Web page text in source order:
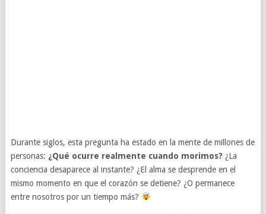
Durante siglos, esta pregunta ha estado en la mente de millones de
personas: ¿Qué ocurre realmente cuando morimos? ¿La
conciencia desaparece al instante? ¿El alma se desprende en el
mismo momento en que el corazón se detiene? ¿O permanece
entre nosotros por un tiempo más?